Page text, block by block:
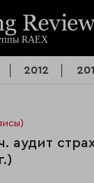
2012
аудит